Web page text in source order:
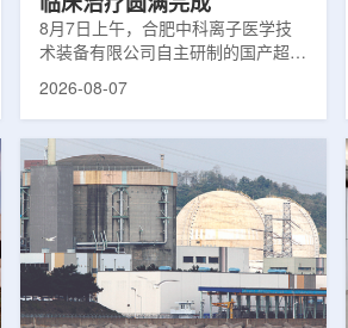
临床治疗圆满完成
8月7日上午，合肥中科离子医学技
术装备有限公司自主研制的国产超导
回旋质子治疗系统，在合肥离子医学
治疗系统的重要突破。本例受试者为
肺癌患者。试验所用的超导质子治疗
系统，搭载中科离子自主研发的
SC240超导回旋加速器，具有超大照
射野、360°全周束流配送能力。治
疗全程依托多模融合4D图像引导精
准定位，能实现动态适配、精准治
疗。设备运行平稳低噪，治疗控制软
2026-08-07